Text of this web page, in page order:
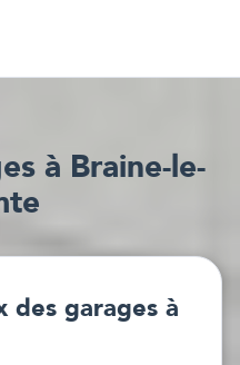
à Braine-le-
des garages à